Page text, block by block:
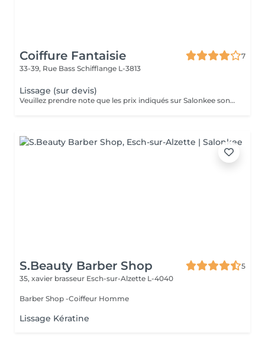
Coiffure Fantaisie
7
33-39, Rue Bass Schifflange L-3813
Lissage (sur devis)
Veuillez prendre note que les prix indiqués sur Salonkee sont communiqués à titre informatif et s'entendent de base. Ces derniers sont susceptibles de varier selon le diagnostic réalisé à votre arrivée au salon et l'expertise du professionnel à qui vous confiez votre beauté. Dans tous les cas, un devis précis vous sera proposé et toutes réalisations de prestations seront effectuées avec votre accord. Un grand merci d'avance pour votre compréhension. Au plaisir de vous recevoir très vite.
S.Beauty Barber Shop
5
35, xavier brasseur Esch-sur-Alzette L-4040
Barber Shop -Coiffeur Homme
Lissage Kératine